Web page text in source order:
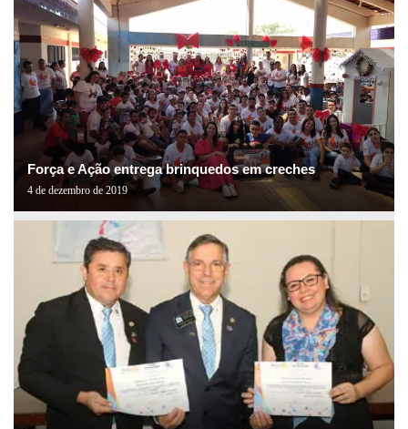
Força e Ação entrega brinquedos em creches
4 de dezembro de 2019